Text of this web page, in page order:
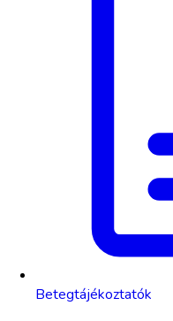
Betegtájékoztatók